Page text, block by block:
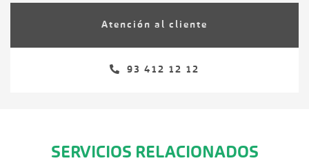
Atención al cliente
93 412 12 12
SERVICIOS RELACIONADOS